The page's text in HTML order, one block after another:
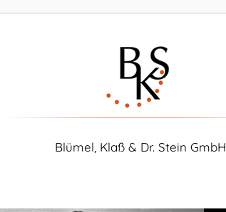
Blümel, Klaß & Dr. Stein GmbH